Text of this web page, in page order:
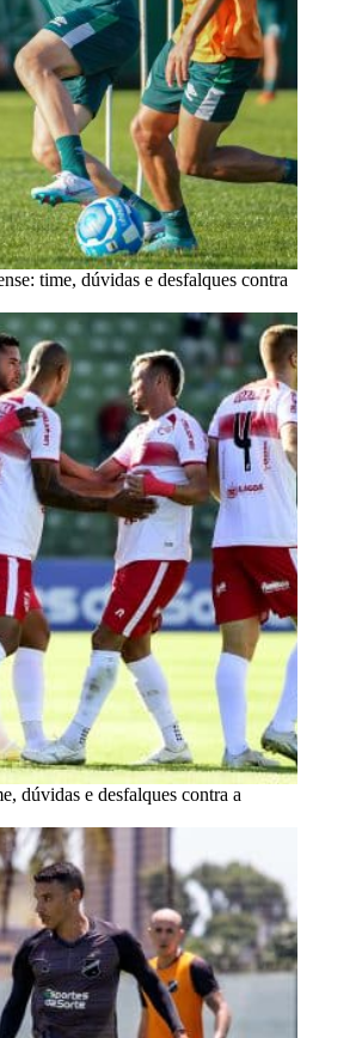
time, dúvidas e desfalques contra
dúvidas e desfalques contra a